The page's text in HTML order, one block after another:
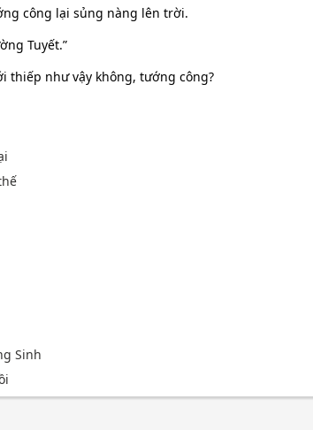
công lại sủng nàng lên trời.
Tuyết.”
thiếp như vậy không, tướng công?
Sinh